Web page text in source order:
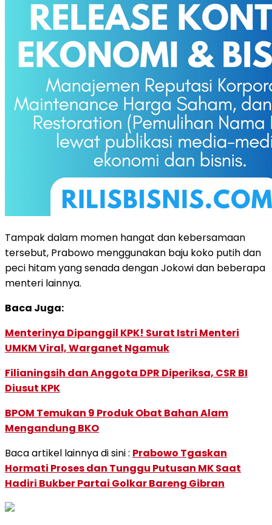
Tampak dalam momen hangat dan kebersamaan
tersebut, Prabowo menggunakan baju koko putih dan
peci hitam yang senada dengan Jokowi dan beberapa
menteri lainnya.
Baca Juga:
Menterinya Dipanggil KPK! Surat Istri Menteri
UMKM Viral, Warganet Ngamuk
Filianingsih dan Anggota DPR Diperiksa, CSR BI
Diusut KPK
BPOM Temukan 9 Produk Obat Bahan Alam
Mengandung BKO
Baca artikel lainnya di sini : Prabowo Tgaskan
Hormati Proses dan Tunggu Putusan MK Saat
Hadiri Bukber Partai Golkar Bareng Gibran